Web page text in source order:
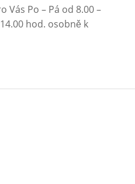
Vás Po – Pá od 8.00 –
hod. osobně k